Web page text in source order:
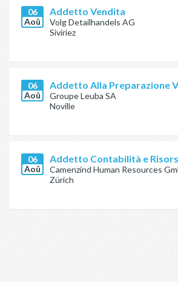
06
Aoû
Addetto Vendita
Volg Detailhandels AG
Siviriez
06
Aoû
Addetto Alla Preparazione
Groupe Leuba SA
Noville
06
Aoû
Addetto Contabilità e
Camenzind Human Resources
Zürich